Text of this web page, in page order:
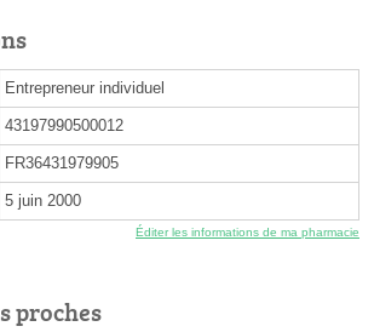
Entrepreneur individuel
43197990500012
FR36431979905
5 juin 2000
Éditer les informations de ma pharmacie
proches